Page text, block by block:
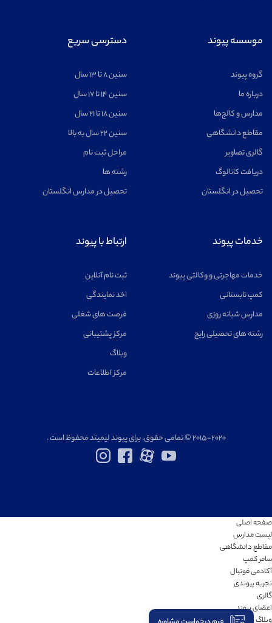
موسسه پیوند
گروه پیوند
درباره ما
مدارس و کالج‌ها
مقاطع دانشگاهی
گالری تصاویر
دریافت کاتالوگ
تحصیل در انگلستان
دسترسی سریع
سنین ۸ تا ۱۳ سال
سنین ۱۴ تا ۱۷ سال
سنین ۱۸ تا ۲۱ سال
سنین ۲۲ سال به بالا
مراحل ثبت نام
رشته ها
تحصیل در مدارس انگلستان
خدمات پیوند
خدمات مهاجرتی و وکالتی پیوند
کمپ تابستانی
مدارس شبانه روزی
رشته های تحصیلی رایج
ارتباط با پیوند
ثبت نام آنلاین
اخد نمایندگی
فرصت های شغلی
مرکز پشتیبانی
وبلاگ
مرکز اطلاعات
۲۰۱۵-۲۰۲۰ © تمامی حقوق، برای پیوند لیمیتد محفوظ است .
صفحه اصلی
لیست مدارس
مقاطع دانشگاهی
سامر کمپ
آکادمی فوتبال
تجربه پیوندی
گالری
اعضای پیوند
وبلاگ